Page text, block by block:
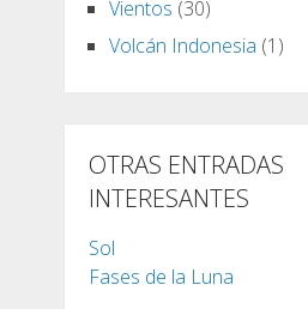
Vientos (30)
Volcán Indonesia (1)
OTRAS ENTRADAS
INTERESANTES
Sol
Fases de la Luna